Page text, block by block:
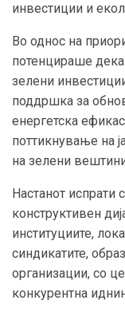
инвестиции и
Во однос на
потенцираше
зелени
поддршка за
енергетска
поттикнување на
на зелени
Настанот испрати
конструктивен
институциите,
синдикатите,
организации, со
конкурентна